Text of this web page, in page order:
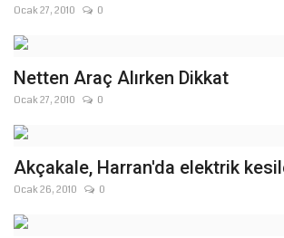
Ocak 27, 2010 0
Netten Araç Alırken Dikkat
Ocak 27, 2010 0
Akçakale, Harran'da elektrik
Ocak 26, 2010 0